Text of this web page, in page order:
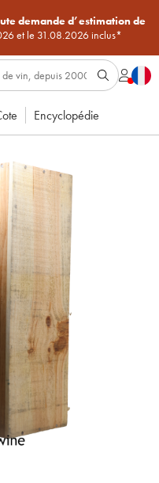
demande d’estimation de
et le 31.08.2026 inclus*
Encyclopédie